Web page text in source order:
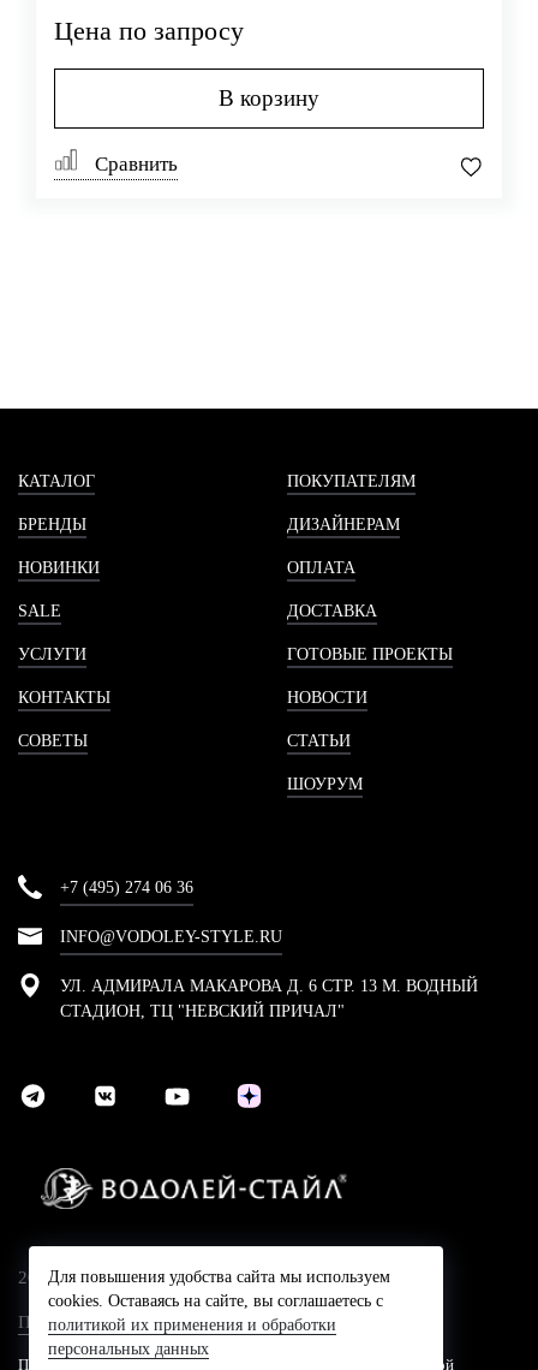
Цена по запросу
В корзину
Сравнить
КАТАЛОГ
БРЕНДЫ
НОВИНКИ
SALE
УСЛУГИ
КОНТАКТЫ
СОВЕТЫ
ПОКУПАТЕЛЯМ
ДИЗАЙНЕРАМ
ОПЛАТА
ДОСТАВКА
ГОТОВЫЕ ПРОЕКТЫ
НОВОСТИ
СТАТЬИ
ШОУРУМ
+7 (495) 274 06 36
INFO@VODOLEY-STYLE.RU
УЛ. АДМИРАЛА МАКАРОВА Д. 6 СТР. 13 М. ВОДНЫЙ
СТАДИОН, ТЦ "НЕВСКИЙ ПРИЧАЛ"
2024 © Компания Водолей-Cтайл
Политика конфидециальности
Представленные на сайте цены не являются публичной офертой
Для повышения удобства сайта мы используем
cookies. Оставаясь на сайте, вы соглашаетесь с
политикой их применения и обработки
персональных данных